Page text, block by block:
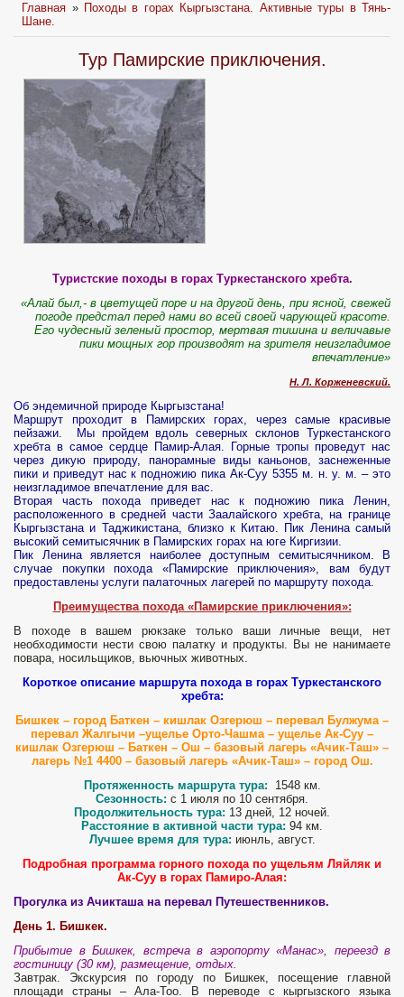
Главная » Походы в горах Кыргызстана. Активные туры в Тянь-
Шане.
Тур Памирские приключения.
Туристские походы в горах Туркестанского хребта.
«Алай был,- в цвету­щей поре и на другой день, при ясной, свежей
погоде предстал перед нами во всей своей чарующей красоте.
Его чудесный зеленый простор, мертвая тишина и вели­чавые
пики мощных гор производят на зрителя неиз­гладимое
впечатление»
Н. Л. Корженевский.
Об эндемичной природе Кыргызстана!
Маршрут проходит в Памирских горах, через самые красивые
пейзажи. Мы пройдем вдоль северных склонов Туркестанского
хребта в самое сердце Памир-Алая. Горные тропы проведут нас
через дикую природу, панорамные виды каньонов, заснеженные
пики и приведут нас к подножию пика Ак-Суу 5355 м. н. у. м. – это
неизгладимое впечатление для вас.
Вторая часть похода приведет нас к подножию пика Ленин,
расположенного в средней части Заалайского хребта, на границе
Кыргызстана и Таджикистана, близко к Китаю. Пик Ленина самый
высокий семитысячник в Памирских горах на юге Киргизии.
Пик Ленина является наиболее доступным семитысячником. В
случае покупки похода «Памирские приключения», вам будут
предоставлены услуги палаточных лагерей по маршруту похода.
Преимущества похода «Памирские приключения»:
В походе в вашем рюкзаке только ваши личные вещи, нет
необходимости нести свою палатку и продукты. Вы не нанимаете
повара, носильщиков, вьючных животных.
Короткое описание маршрута похода в горах Туркестанского
хребта:
Бишкек – город Баткен – кишлак Озгерюш – перевал Булжума –
перевал Жалгычи –ущелье Орто-Чашма – ущелье Ак-Суу –
кишлак Озгерюш – Баткен – Ош – базовый лагерь «Ачик-Таш» –
лагерь №1 4400 – базовый лагерь «Ачик-Таш» – город Ош.
Протяженность маршрута тура: 1548 км.
Сезонность: с 1 июля по 10 сентября.
Продолжительность тура: 13 дней, 12 ночей.
Расстояние в активной части тура: 94 км.
Лучшее время для тура: июнль, август.
Подробная программа горного похода по ущельям Ляйляк и
Ак-Суу в горах Памиро-Алая:
Прогулка из Ачикташа на перевал Путешественников.
День 1. Бишкек.
Прибытие в Бишкек, встреча в аэропорту «Манас», переезд в
гостиницу (30 км), размещение, отдых.
Завтрак. Экскурсия по городу по Бишкек, посещение главной
площади страны – Ала-Тоо. В переводе с кыргызского языка